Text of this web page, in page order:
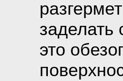
это